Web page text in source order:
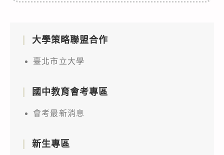
大學策略聯盟合作
臺北市立大學
國中教育會考專區
會考最新消息
新生專區